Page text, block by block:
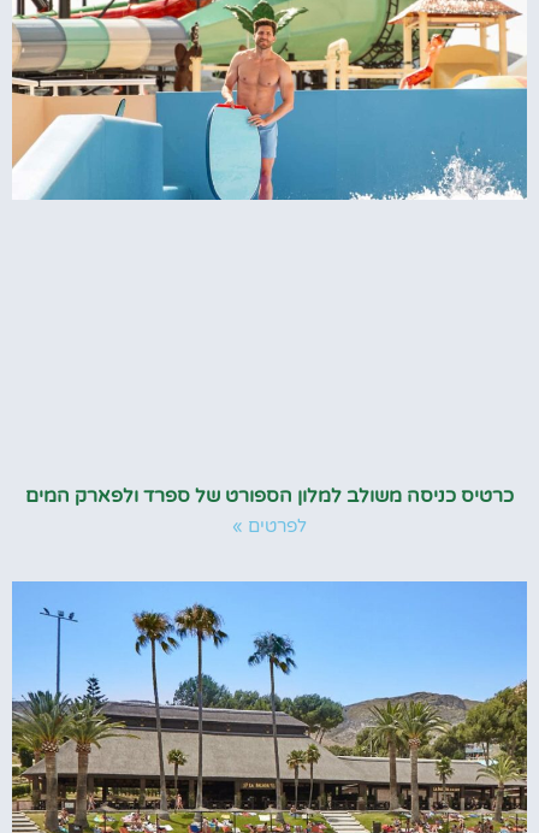
כרטיס כניסה משולב למלון הספורט של ספרד ולפארק המים
לפרטים »